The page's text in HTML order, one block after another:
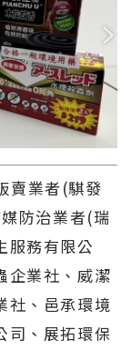
賣業者(騏發
防治業者(瑞
服務有限公
企業社、威潔
社、邑承環境
司、展拓環保